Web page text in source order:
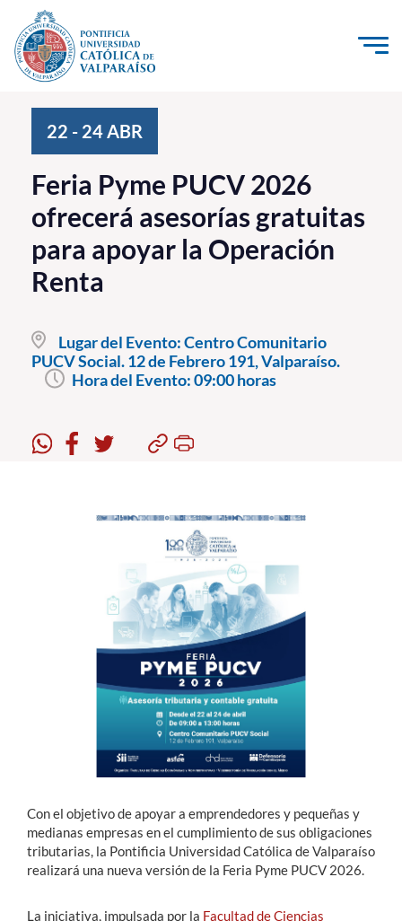
Click acá para ir directamente al contenido
Investigación, Creación e Innovación
PUCV Internacional
Vinculación con el Medio
Admisión
Postgrado
Formación Continua
Estudiantes
Funcionarios
22 - 24ABR
Feria Pyme PUCV 2026
ofrecerá asesorías gratuitas
para apoyar la Operación
Renta
Lugar del Evento:Centro Comunitario
PUCV Social. 12 de Febrero 191, Valparaíso.
Hora del Evento:09:00 horas
Con el objetivo de apoyar a emprendedores y pequeñas y
medianas empresas en el cumplimiento de sus obligaciones
tributarias, la Pontificia Universidad Católica de Valparaíso
realizará una nueva versión de la Feria Pyme PUCV 2026.
La iniciativa, impulsada por la Facultad de Ciencias